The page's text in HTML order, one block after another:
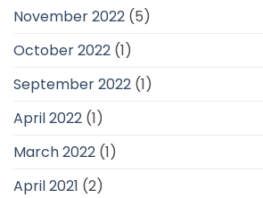
November 2022 (5)
October 2022 (1)
September 2022 (1)
April 2022 (1)
March 2022 (1)
April 2021 (2)